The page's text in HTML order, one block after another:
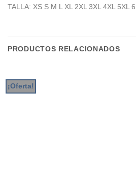
TALLA: XS S M L XL 2XL 3XL 4XL 5XL
PRODUCTOS RELACIONADOS
¡Oferta!